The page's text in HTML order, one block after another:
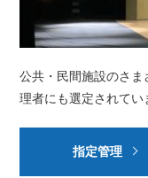
公共・民間施設のさ
理者にも選定されてい
指定管理